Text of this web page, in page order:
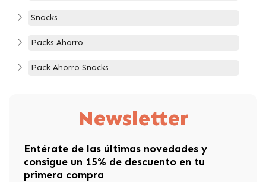
Snacks
Packs Ahorro
Pack Ahorro Snacks
Newsletter
Entérate de las últimas novedades y
consigue un 15% de descuento en tu
primera compra